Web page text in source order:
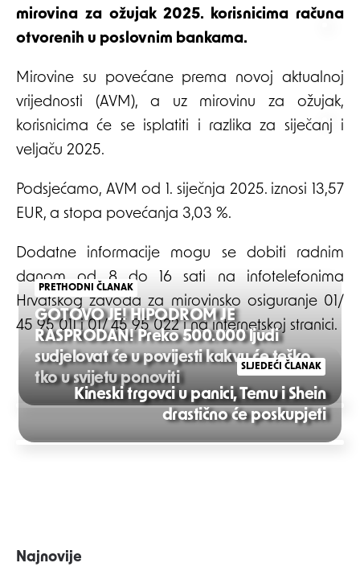
mirovina za ožujak 2025. korisnicima računa
otvorenih u poslovnim bankama.
Mirovine su povećane prema novoj aktualnoj
vrijednosti (AVM), a uz mirovinu za ožujak,
korisnicima će se isplatiti i razlika za siječanj i
veljaču 2025.
Podsjećamo, AVM od 1. siječnja 2025. iznosi 13,57
EUR, a stopa povećanja 3,03 %.
Dodatne informacije mogu se dobiti radnim
danom od 8 do 16 sati na infotelefonima
Hrvatskog zavoda za mirovinsko osiguranje 01/
45 95 011 i 01/ 45 95 022 i na internetskoj stranici.
Post
navigation
PRETHODNI ČLANAK
GOTOVO JE! HIPODROM JE
RASPRODAN! Preko 500.000 ljudi
sudjelovat će u povijesti kakvu će teško
tko u svijetu ponoviti
SLJEDEĆI ČLANAK
Kineski trgovci u panici, Temu i Shein
drastično će poskupjeti
Najnovije